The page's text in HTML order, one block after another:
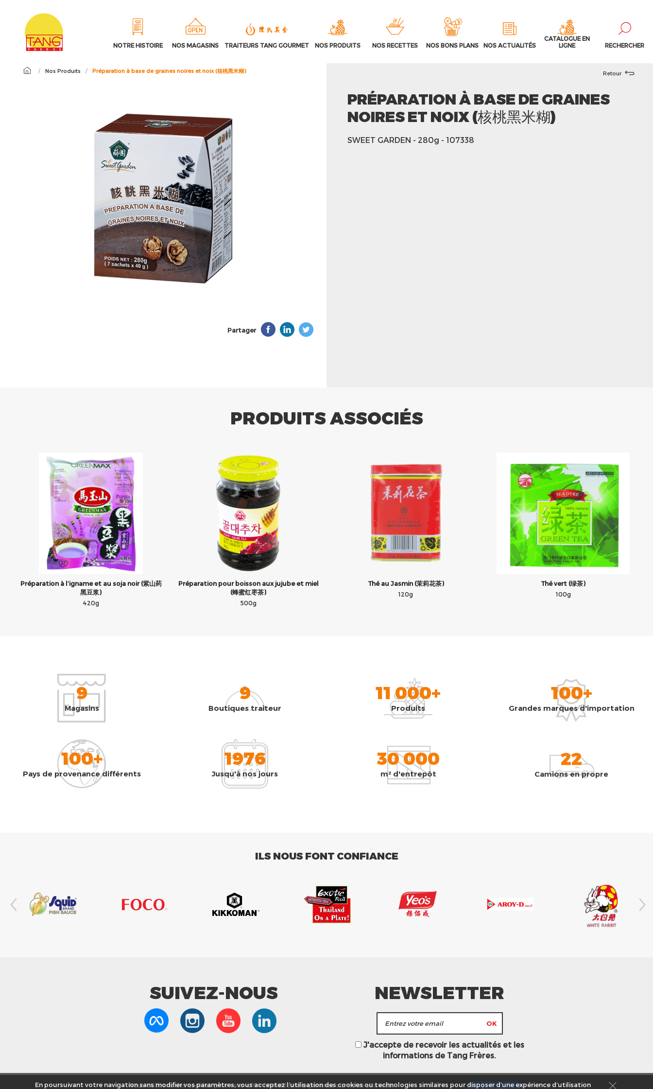
NOTRE HISTOIRE NOS MAGASINS TRAITEURS TANG GOURMET NOS PRODUITS NOS RECETTES NOS BONS PLANS NOS ACTUALITÉS
CATALOGUE EN
LIGNE
RECHERCHER
/ Nos Produits / Préparation à base de graines noires et noix (核桃黑米糊)
Partager
Retour
PRÉPARATION À BASE DE GRAINES
NOIRES ET NOIX (核桃黑米糊)
SWEET GARDEN - 280g - 107338
PRODUITS ASSOCIÉS
Préparation à l’igname et au soja noir (紫山药
黑豆浆)
420g
Préparation pour boisson aux jujube et miel
(蜂蜜红枣茶)
500g
Thé au Jasmin (茉莉花茶)
120g
Thé vert (绿茶)
100g
9
Magasins
9
Boutiques traiteur
11 000+
Produits
100+
Grandes marques d'importation
100+
Pays de provenance différents
1976
Jusqu'à nos jours
30 000
m² d'entrepôt
22
Camions en propre
ILS NOUS FONT CONFIANCE
SUIVEZ-NOUS NEWSLETTER
J'accepte de recevoir les actualités et les
informations de Tang Frères.
En poursuivant votre navigation sans modifier vos paramètres, vous acceptez l’utilisation des cookies ou technologies similaires pour disposer d’une expérience d’utilisation
Nous utilisons des cookies pour vous offrir la meilleure expérience sur notre site web.